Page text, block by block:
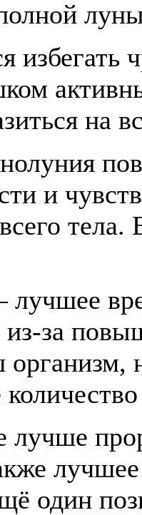
на
и
тела.
лучшее
из-за
лучше
один